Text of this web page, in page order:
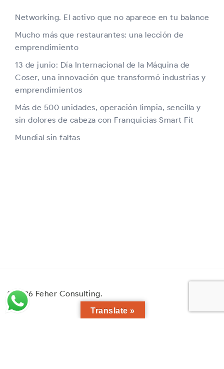
Networking. El activo que no aparece en tu balance
Mucho más que restaurantes: una lección de
emprendimiento
13 de junio: Día Internacional de la Máquina de
Coser, una innovación que transformó industrias y
emprendimientos
Más de 500 unidades, operación limpia, sencilla y
sin dolores de cabeza con Franquicias Smart Fit
Mundial sin faltas
© 2026 Feher Consulting.
Translate »